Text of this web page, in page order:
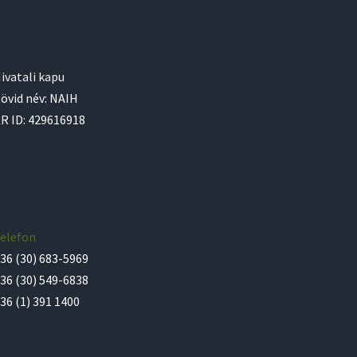
kapu
név: NAIH
ID: 429616918
(30) 683-5969
(30) 549-6838
(1) 391 1400